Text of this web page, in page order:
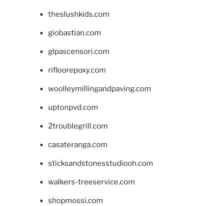
theslushkids.com
giobastian.com
glpascensori.com
rifloorepoxy.com
woolleymillingandpaving.com
uptonpvd.com
2troublegrill.com
casateranga.com
sticksandstonesstudiooh.com
walkers-treeservice.com
shopmossi.com